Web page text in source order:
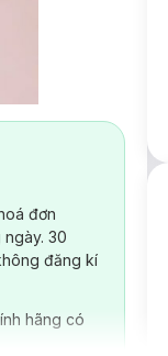
đơn
30
đăng kí
hãng có